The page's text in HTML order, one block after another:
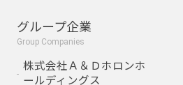
グループ企業
Group Companies
株式会社Ａ＆Ｄホロンホ
ールディングス